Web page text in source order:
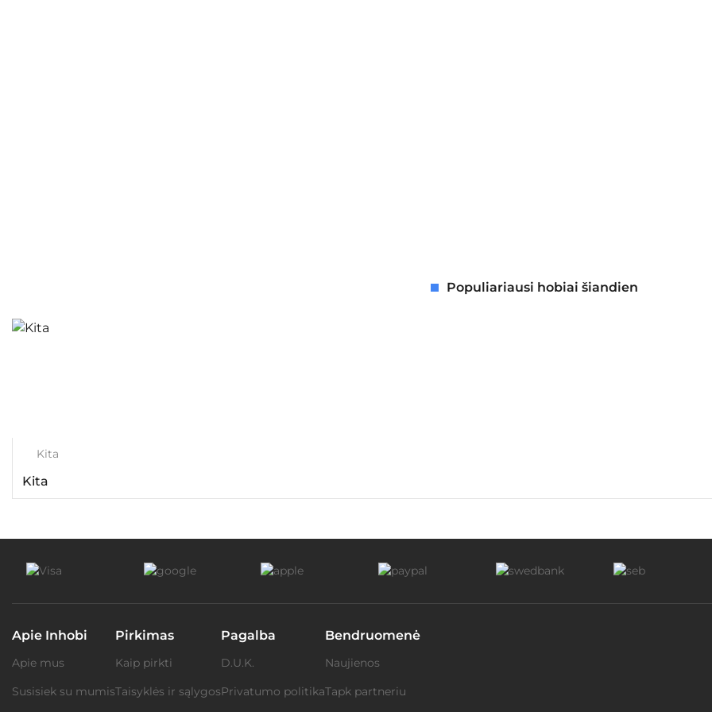
Populiariausi hobiai šiandien
Kita
Kita
Apie Inhobi
Apie mus
Susisiek su mumis
Pirkimas
Kaip pirkti
Taisyklės ir sąlygos
Pagalba
D.U.K.
Privatumo politika
Bendruomenė
Naujienos
Tapk partneriu